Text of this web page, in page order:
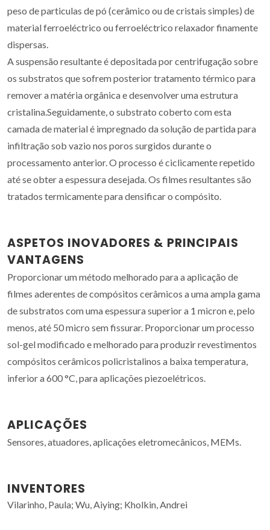
peso de particulas de pó (cerâmico ou de cristais simples) de
material ferroeléctrico ou ferroeléctrico relaxador finamente
dispersas.
A suspensão resultante é depositada por centrifugação sobre
os substratos que sofrem posterior tratamento térmico para
remover a matéria orgânica e desenvolver uma estrutura
cristalina.Seguidamente, o substrato coberto com esta
camada de material é impregnado da solução de partida para
infiltração sob vazio nos poros surgidos durante o
processamento anterior. O processo é ciclicamente repetido
até se obter a espessura desejada. Os filmes resultantes são
tratados termicamente para densificar o compósito.
ASPETOS INOVADORES & PRINCIPAIS
VANTAGENS
Proporcionar um método melhorado para a aplicação de
filmes aderentes de compósitos cerâmicos a uma ampla gama
de substratos com uma espessura superior a 1 micron e, pelo
menos, até 50 micro sem fissurar. Proporcionar um processo
sol-gel modificado e melhorado para produzir revestimentos
compósitos cerâmicos policristalinos a baixa temperatura,
inferior a 600 °C, para aplicações piezoelétricos.
APLICAÇÕES
Sensores, atuadores, aplicações eletromecânicos, MEMs.
INVENTORES
Vilarinho, Paula; Wu, Aiying; Kholkin, Andrei